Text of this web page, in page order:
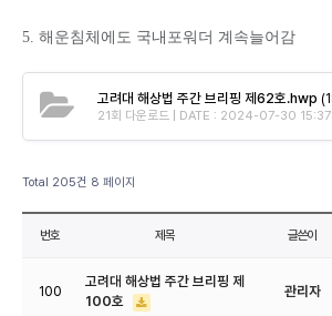
5. 해운침체에도 국내포워더 계속늘어감
고려대 해상법 주간 브리핑 제62호.hwp
21회 다운로드 | DATE : 2024-07-30
Total 205건 8 페이지
번호 제목 글쓴이
100
고려대 해상법 주간 브리핑 제
100호
관리자